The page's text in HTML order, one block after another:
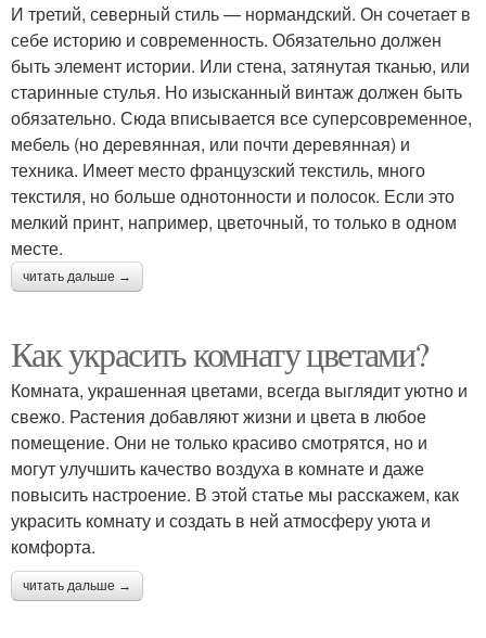
И третий, северный стиль — нормандский. Он сочетает в
себе историю и современность. Обязательно должен
быть элемент истории. Или стена, затянутая тканью, или
старинные стулья. Но изысканный винтаж должен быть
обязательно. Сюда вписывается все суперсовременное,
мебель (но деревянная, или почти деревянная) и
техника. Имеет место французский текстиль, много
текстиля, но больше однотонности и полосок. Если это
мелкий принт, например, цветочный, то только в одном
месте.
читать дальше →
Как украсить комнату цветами?
Комната, украшенная цветами, всегда выглядит уютно и
свежо. Растения добавляют жизни и цвета в любое
помещение. Они не только красиво смотрятся, но и
могут улучшить качество воздуха в комнате и даже
повысить настроение. В этой статье мы расскажем, как
украсить комнату и создать в ней атмосферу уюта и
комфорта.
читать дальше →